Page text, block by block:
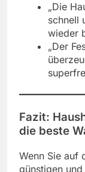
„Die
schnell
wieder
„Der
Fazit:
die beste
Wenn Sie auf
günstigen